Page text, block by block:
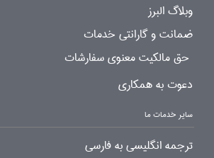
وبلاگ البرز
ضمانت و گارانتی خدمات
حق مالکیت معنوی سفارشات
دعوت به همکاری
سایر خدمات ما
ترجمه انگلیسی به فارسی